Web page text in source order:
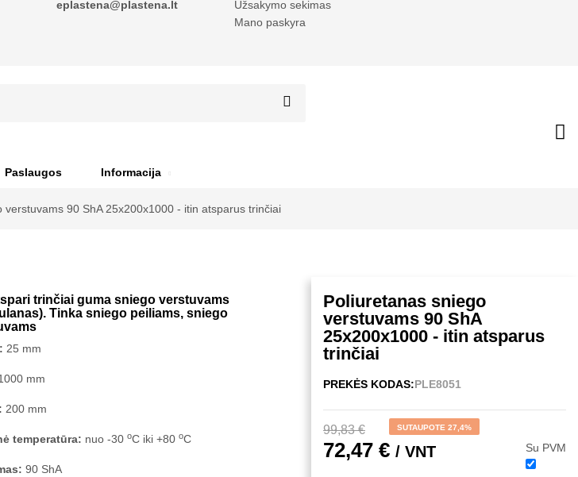
eplastena@plastena.lt
Užsakymo sekimas
Mano paskyra
Paslaugos Informacija
verstuvams 90 ShA 25x200x1000 - itin atsparus trinčiai
trinčiai guma sniego verstuvams
Tinka sniego peiliams, sniego
25 mm
mm
200 mm
temperatūra: nuo -30 oC iki +80 oC
90 ShA
Poliuretanas sniego
verstuvams 90 ShA
25x200x1000 - itin atsparus
trinčiai
PREKĖS KODAS:PLE8051
99,83 € SUTAUPOTE 27,4%
72,47 € / VNT Su PVM